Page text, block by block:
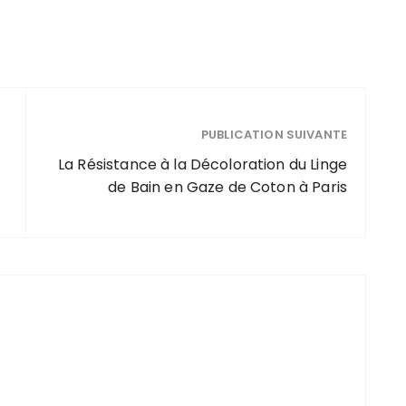
PUBLICATION SUIVANTE
La Résistance à la Décoloration du Linge
de Bain en Gaze de Coton à Paris